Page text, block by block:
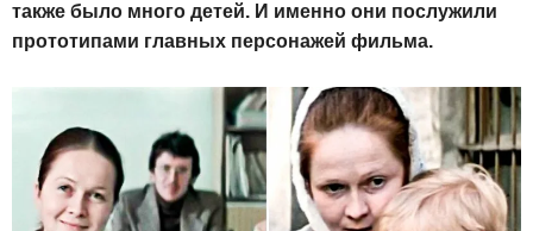
также было много детей. И именно они послужили
прототипами главных персонажей фильма.